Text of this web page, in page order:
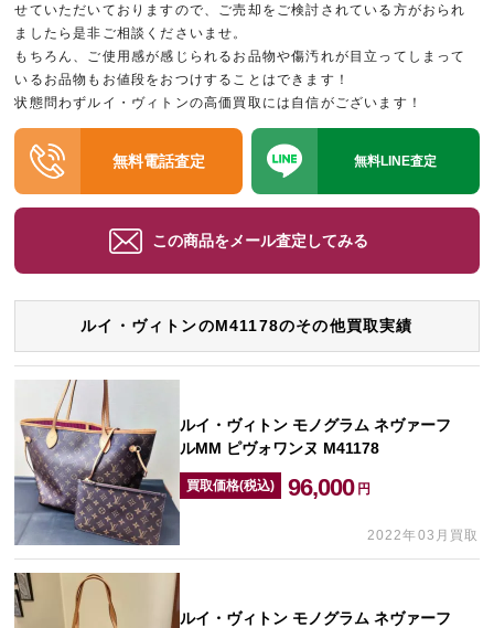
せていただいておりますので、ご売却をご検討されている方がおられ
ましたら是非ご相談くださいませ。
もちろん、ご使用感が感じられるお品物や傷汚れが目立ってしまって
いるお品物もお値段をおつけすることはできます！
状態問わずルイ・ヴィトンの高価買取には自信がございます！
無料電話査定 無料LINE査定
この商品をメール査定してみる
ルイ・ヴィトンのM41178のその他買取実績
ルイ・ヴィトン モノグラム ネヴァーフ
ルMM ピヴォワンヌ M41178
買取価格(税込) 96,000 円
2022年03月買取
ルイ・ヴィトン モノグラム ネヴァーフ